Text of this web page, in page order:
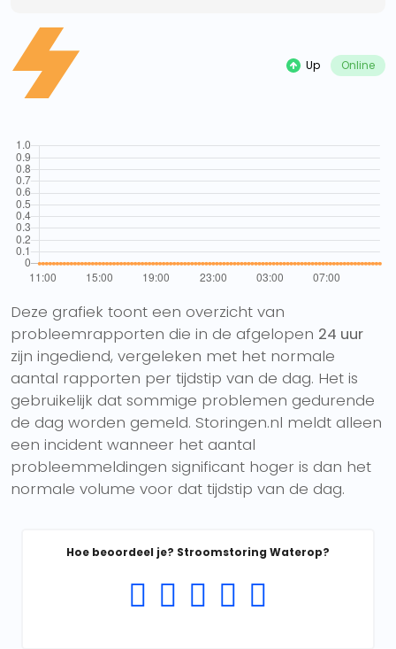
Up Online
Deze grafiek toont een overzicht van
probleemrapporten die in de afgelopen 24 uur
zijn ingediend, vergeleken met het normale
aantal rapporten per tijdstip van de dag. Het is
gebruikelijk dat sommige problemen gedurende
de dag worden gemeld. Storingen.nl meldt alleen
een incident wanneer het aantal
probleemmeldingen significant hoger is dan het
normale volume voor dat tijdstip van de dag.
Hoe beoordeel je? Stroomstoring Waterop?